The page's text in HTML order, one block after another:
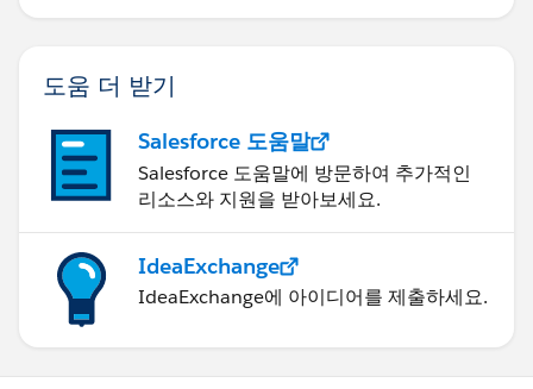
도움 더 받기
Salesforce 도움말
Salesforce 도움말에 방문하여 추가적인
리소스와 지원을 받아보세요.
IdeaExchange
IdeaExchange에 아이디어를 제출하세요.